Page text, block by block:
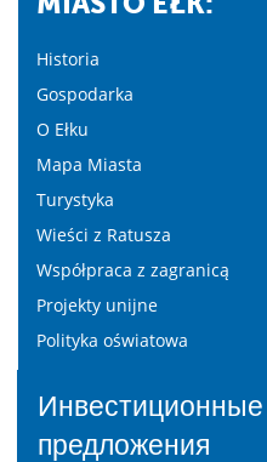
Historia
Gospodarka
O Ełku
Mapa Miasta
Turystyka
Wieści z Ratusza
Współpraca z zagranicą
Projekty unijne
Polityka oświatowa
Инвестиционные
предложения